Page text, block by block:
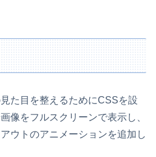
た目を整えるためにCSSを設
像をフルスクリーンで表示し、
ウトのアニメーションを追加し